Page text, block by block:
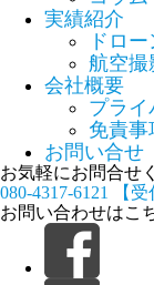
実績紹介
ドロー
航空撮
会社概要
プライ
免責
お問い合せ
お気軽にお問合せ
080-4317-6121
【
お問い合わせはこ